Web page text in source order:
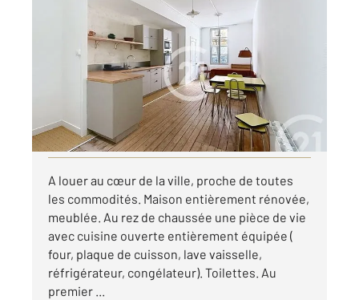
COGNAC 16
, 3 pièces
Ref : 3114
Maison à louer
700 €
par mois charges comprises
Visiter le site dédié
A louer au cœur de la ville, proche de toutes
les commodités. Maison entièrement rénovée,
meublée. Au rez de chaussée une pièce de vie
avec cuisine ouverte entièrement équipée (
four, plaque de cuisson, lave vaisselle,
réfrigérateur, congélateur). Toilettes. Au
premier ...